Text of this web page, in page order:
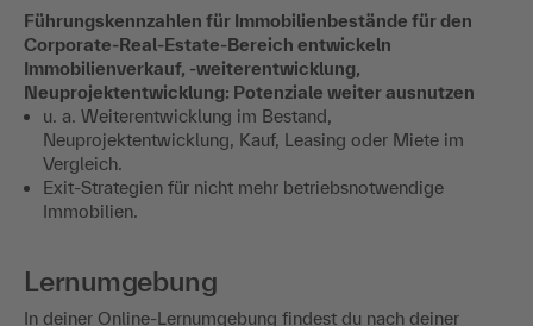
Führungskennzahlen für Immobilienbestände für den
Corporate-Real-Estate-Bereich entwickeln
Immobilienverkauf, -weiterentwicklung,
Neuprojektentwicklung: Potenziale weiter ausnutzen
u. a. Weiterentwicklung im Bestand,
Neuprojektentwicklung, Kauf, Leasing oder Miete im
Vergleich.
Exit-Strategien für nicht mehr betriebsnotwendige
Immobilien.
Lernumgebung
In deiner Online-Lernumgebung findest du nach deiner